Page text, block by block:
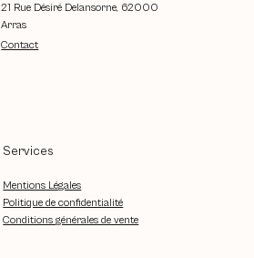
Contact
21 Rue Désiré Delansorne, 62000
Arras
Services
Mentions Légales
Politique de confidentialité
Conditions générales de vente